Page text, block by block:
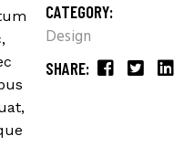
CATEGORY:
Design
SHARE: